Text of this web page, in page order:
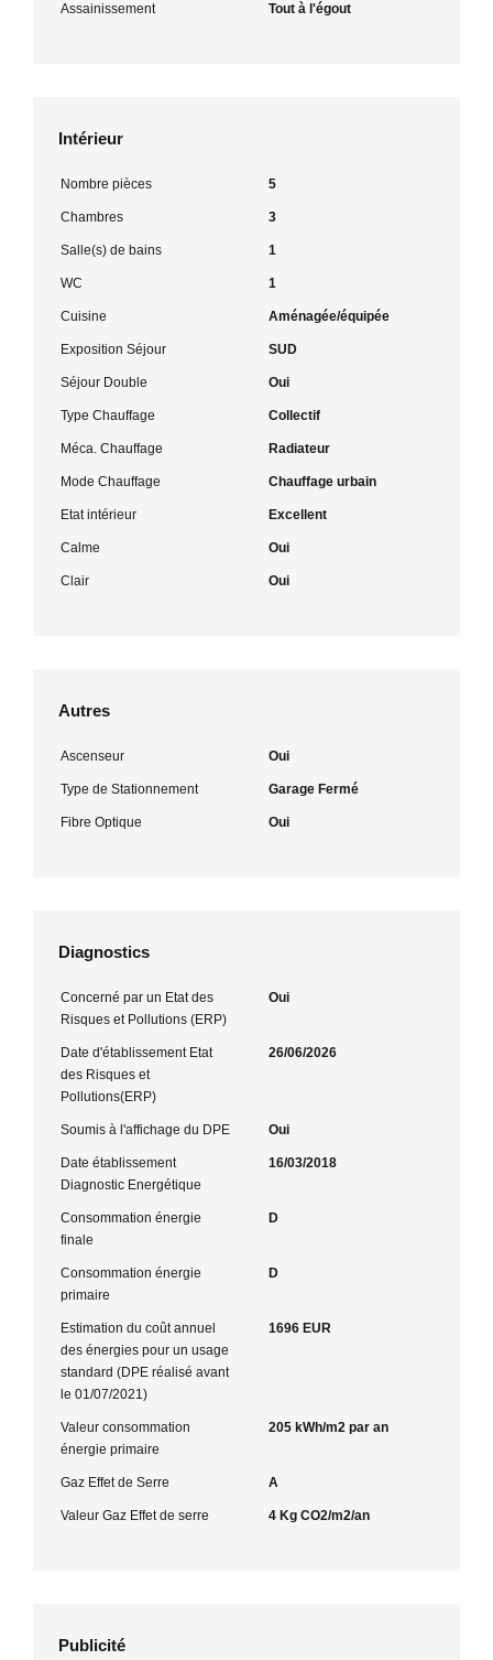
Assainissement Tout à l'égout
Intérieur
Nombre pièces 5
Chambres 3
Salle(s) de bains 1
WC 1
Cuisine Aménagée/équipée
Exposition Séjour SUD
Séjour Double Oui
Type Chauffage Collectif
Méca. Chauffage Radiateur
Mode Chauffage Chauffage urbain
Etat intérieur Excellent
Calme Oui
Clair Oui
Autres
Ascenseur Oui
Type de Stationnement Garage Fermé
Fibre Optique Oui
Diagnostics
Concerné par un Etat des
Risques et Pollutions (ERP)
Oui
Date d'établissement Etat
des Risques et
Pollutions(ERP)
26/06/2026
Soumis à l'affichage du DPE Oui
Date établissement
Diagnostic Energétique
16/03/2018
Consommation énergie
finale
D
Consommation énergie
primaire
D
Estimation du coût annuel
des énergies pour un usage
standard (DPE réalisé avant
le 01/07/2021)
1696 EUR
Valeur consommation
énergie primaire
205 kWh/m2 par an
Gaz Effet de Serre A
Valeur Gaz Effet de serre 4 Kg CO2/m2/an
Publicité